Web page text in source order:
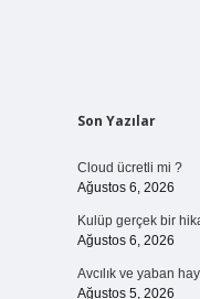
Son Yazılar
Cloud ücretli mi ?
Ağustos 6, 2026
Kulüp gerçek bir
Ağustos 6, 2026
Avcılık ve yaban
Ağustos 5, 2026